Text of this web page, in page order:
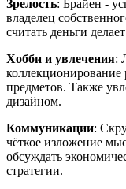
Зрелость: Брайен -
владелец
считать деньги
Хобби и увлечения:
предметов. Также
дизайном.
Коммуникации:
чёткое изложение
обсуждать
стратегии.